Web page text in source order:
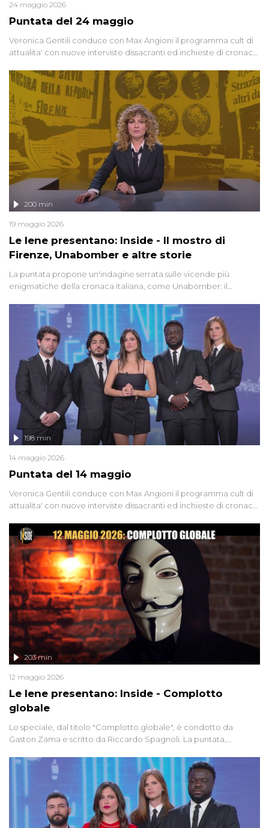
Puntata del 24 maggio
24 maggio 2026
Veronica Gentili conduce con Max Angioni il programma cult di
attualita' con nuove interviste dissacranti ed inchieste di cronaca
Le Iene presentano: Inside - Il mostro di
Firenze, Unabomber e altre storie
200 min
19 maggio 2026
La puntata propone un'indagine serrata sulle vicende più
enigmatiche della cronaca italiana, come Unabomber: il
'90 e il 2000 che, inquietantemente, potrebbe essere ancora in
libertà. Lo speciale affronta inoltre le zone d'ombra sul Mostro di
Firenze, le cui responsabilità appaiono ancora oggi avvolte in un
groviglio di dubbi mai chiariti. Nel corso dello speciale anche
l'intervista inedita a Olindo Romano, realizzata ne...
Puntata del 14 maggio
198 min
14 maggio 2026
Veronica Gentili conduce con Max Angioni il programma cult di
attualita' con nuove interviste dissacranti ed inchieste di cronaca
Le Iene presentano: Inside - Complotto
globale
203 min
12 maggio 2026
Lo speciale, dal titolo "Complotto globale", è condotto da
Gaston Zama e scritto da Riccardo Spagnoli. La puntata,
racconta l'universo delle narrazioni alternative, dei sospetti
globali e del complottismo che negli ultimi anni hanno invaso
social network, talk show, piazze digitali e immaginario collettivo.